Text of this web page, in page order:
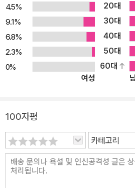
책을 통해 우리는 북한 급변의 실체를 이
바꾸어 놓을 수 있는 미래에 대해 좀 더
것이다.
4.5%
20대
9.1%
30대
6.8%
40대
2.3%
50대
0%
60대
여성
100자평
카테고리